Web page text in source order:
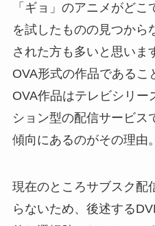
「ギョ」のアニメがど
を試したものの見つから
された方も多いと思いま
OVA形式の作品であるこ
OVA作品はテレビシリー
ション型の配信サービス
傾向にあるのがその理由。
現在のところサブスク配
らないため、後述する